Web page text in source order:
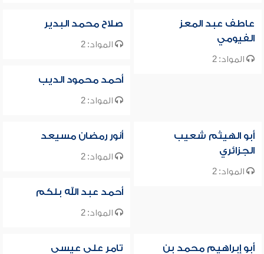
عاطف عبد المعز
الفيومي
المواد: 2
صلاح محمد البدير
المواد: 2
أحمد محمود الديب
المواد: 2
أبو الهيثم شعيب
الجزائري
المواد: 2
أنور رمضان مسيعد
المواد: 2
أحمد عبد الله بلكم
المواد: 2
أبو إبراهيم محمد بن
تامر على عيسى